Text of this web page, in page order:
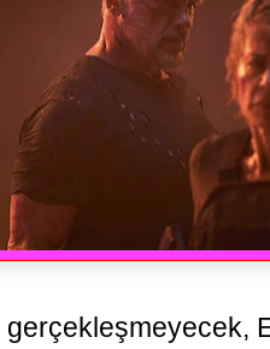
gerçekleşmeyecek,